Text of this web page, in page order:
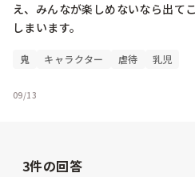
え、みんなが楽しめないなら出て
しまいます。
鬼 キャラクター 虐待 乳児
09/13
3件の回答